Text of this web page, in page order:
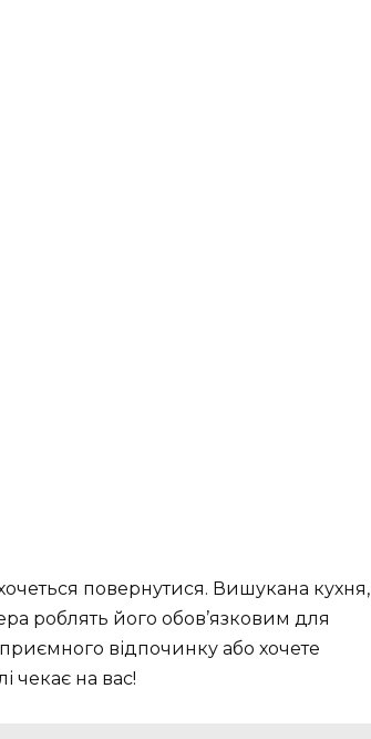
повернутися. Вишукана кухня,
роблять його обов’язковим для
відпочинку або хочете
чекає на вас!